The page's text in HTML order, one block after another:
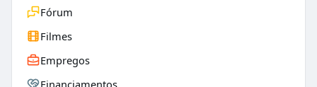
Fórum
Filmes
Empregos
Financiamentos